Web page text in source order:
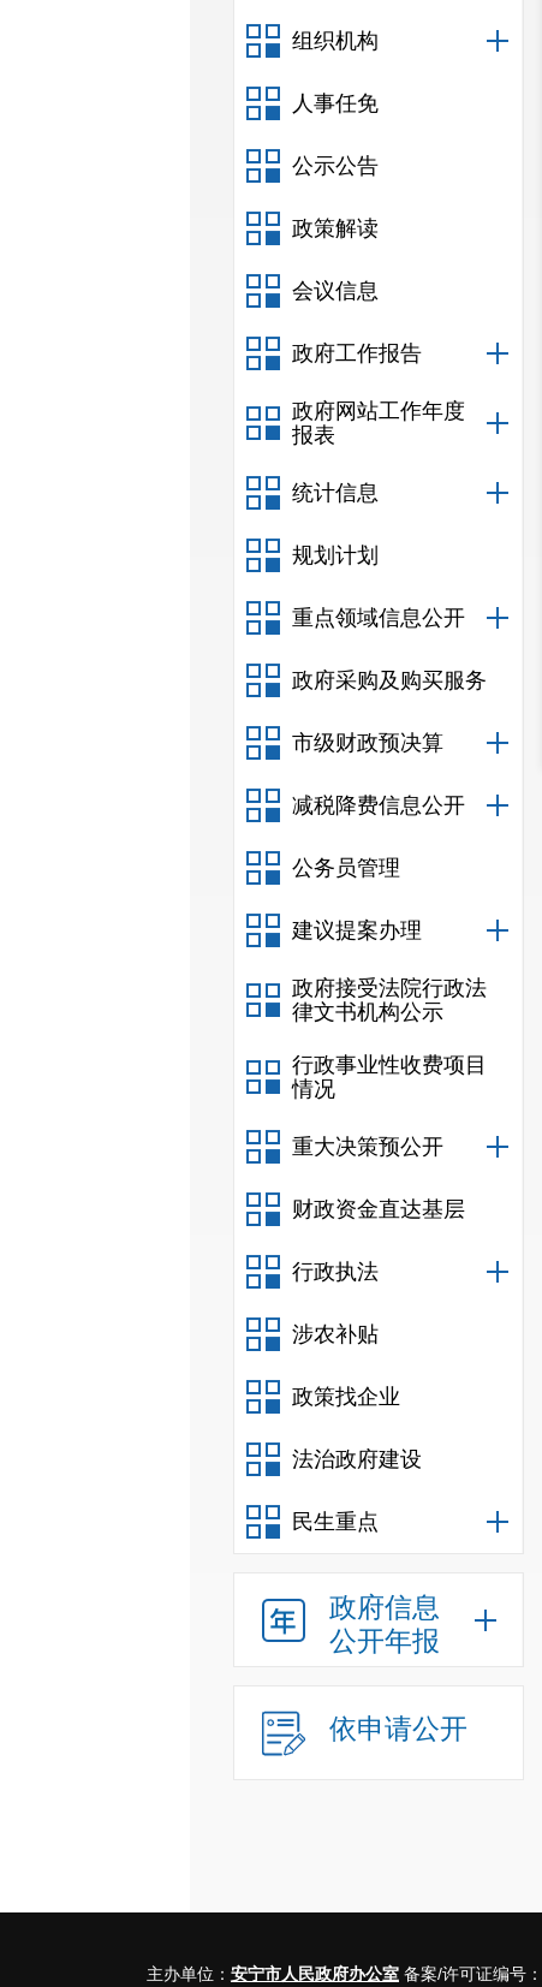
组织机构
人事任免
公示公告
政策解读
会议信息
政府工作报告
政府网站工作年度
报表
统计信息
规划计划
重点领域信息公开
政府采购及购买服务
市级财政预决算
减税降费信息公开
公务员管理
建议提案办理
政府接受法院行政法
律文书机构公示
行政事业性收费项目
情况
重大决策预公开
财政资金直达基层
行政执法
涉农补贴
政策找企业
法治政府建设
民生重点
政府信息
公开年报
依申请公开
主办单位： 安宁市人民政府办公室 备案/许可证编号：